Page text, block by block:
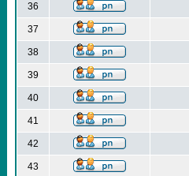
36
37
38
39
40
41
42
43